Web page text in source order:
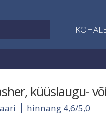
küüslaugu-
hinnang 4,6/5,0